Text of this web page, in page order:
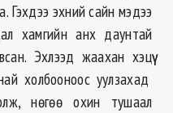
Гэхдээ эхний сайн мэдээ
хамгийн анх даунтай
Эхлээд жаахан хэцүү
холбооноос уулзахад
нөгөө охин тушаал